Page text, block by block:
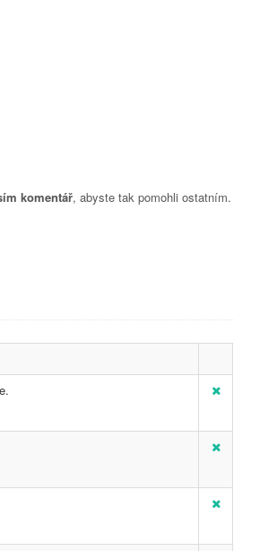
komentář, abyste tak pomohli ostatním.